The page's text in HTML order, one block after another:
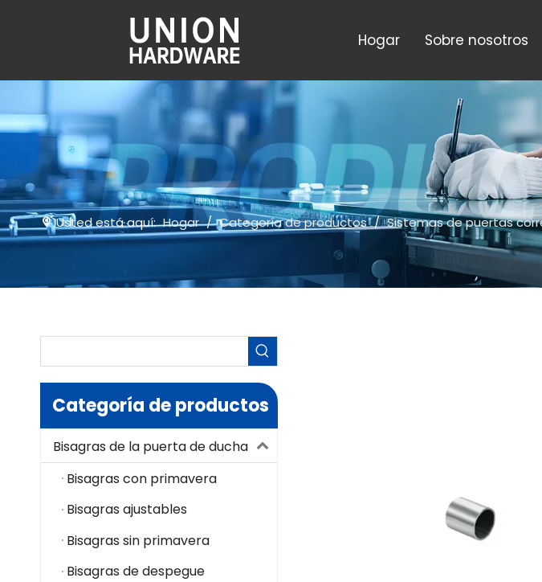
Hogar Sobre nosotros
Usted está aquí: Hogar / Categoría de productos / Sistemas de puertas
Categoría de productos
Bisagras de la puerta de ducha
Bisagras con primavera
Bisagras ajustables
Bisagras sin primavera
Bisagras de despegue